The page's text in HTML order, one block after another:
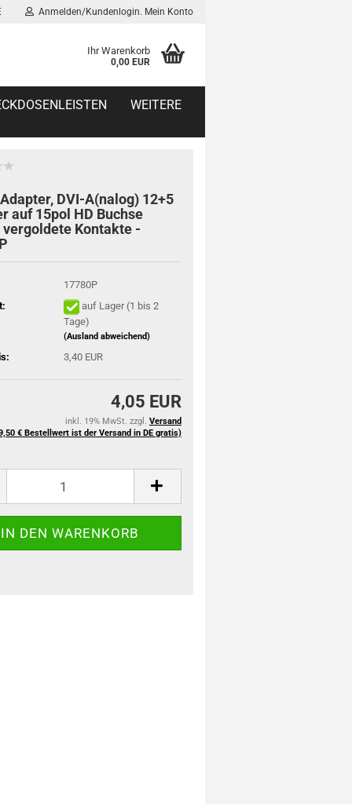
Anmelden/Kundenlogin. Mein Konto
Ihr Warenkorb
0,00 EUR
WEITERE
DVI-A(nalog) 12+5
auf 15pol HD Buchse
vergoldete Kontakte -
17780P
auf Lager (1 bis 2
Tage)
(Ausland abweichend)
3,40 EUR
4,05 EUR
inkl. 19% MwSt. zzgl. Versand
€ Bestellwert ist der Versand in DE gratis)